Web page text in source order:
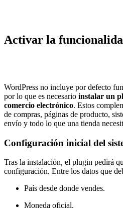
Activar la
WordPress no incluye por defecto
por lo que es necesario instalar un
comercio electrónico. Estos
de compras, páginas de producto,
envío y todo lo que una tienda
Configuración inicial del
Tras la instalación, el plugin pedirá
configuración. Entre los datos que
País desde donde vendes.
Moneda oficial.